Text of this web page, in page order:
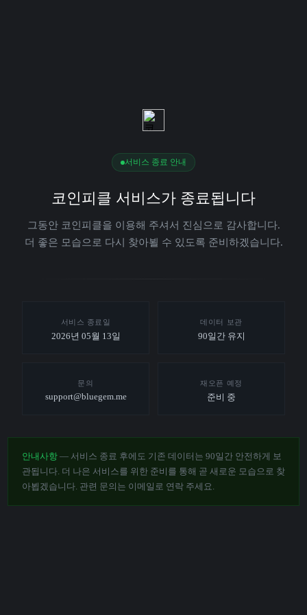
서비스 종료 안내
코인피클 서비스가 종료됩니다
그동안 코인피클을 이용해 주셔서 진심으로 감사합니다.
더 좋은 모습으로 다시 찾아뵐 수 있도록 준비하겠습니다.
서비스 종료일
2026년 05월 13일
데이터 보관
90일간 유지
문의
support@bluegem.me
재오픈 예정
준비 중
안내사항 — 서비스 종료 후에도 기존 데이터는 90일간 안전하게 보
관됩니다. 더 나은 서비스를 위한 준비를 통해 곧 새로운 모습으로 찾
아뵙겠습니다. 관련 문의는 이메일로 연락 주세요.